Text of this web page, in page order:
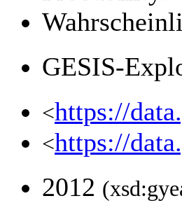
GESIS-
<https://
<https://
2012